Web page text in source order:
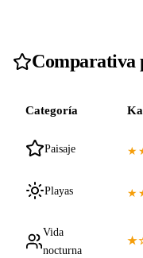
Comparativa
Categoría
Paisaje
Playas
Vida
nocturna